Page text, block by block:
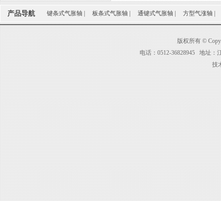
产品导航 键条式气胀轴 板条式气胀轴 通键式气胀轴 方型气涨轴
版权所有 ©
电话：0512-36828945 地址：
技